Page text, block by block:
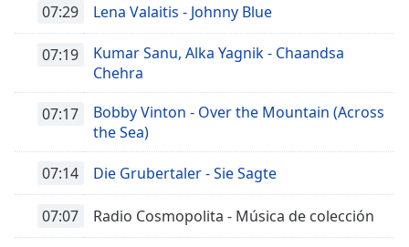
07:29 Lena Valaitis - Johnny Blue
07:19
Kumar Sanu, Alka Yagnik - Chaandsa
Chehra
07:17
Bobby Vinton - Over the Mountain (Across
the Sea)
07:14 Die Grubertaler - Sie Sagte
07:07 Radio Cosmopolita - Música de colección